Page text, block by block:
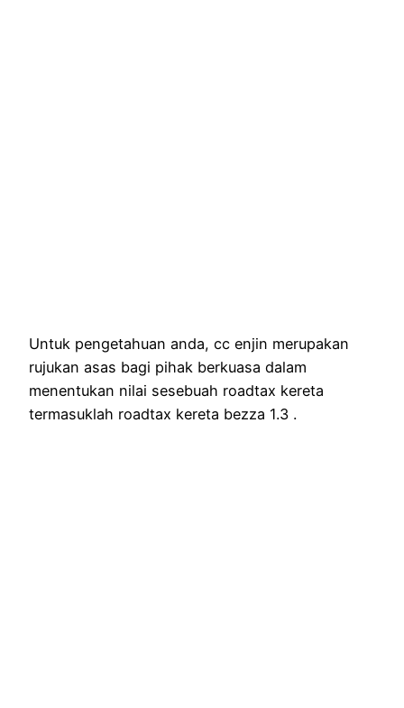
Untuk pengetahuan anda, cc enjin merupakan
rujukan asas bagi pihak berkuasa dalam
menentukan nilai sesebuah roadtax kereta
termasuklah roadtax kereta bezza 1.3 .